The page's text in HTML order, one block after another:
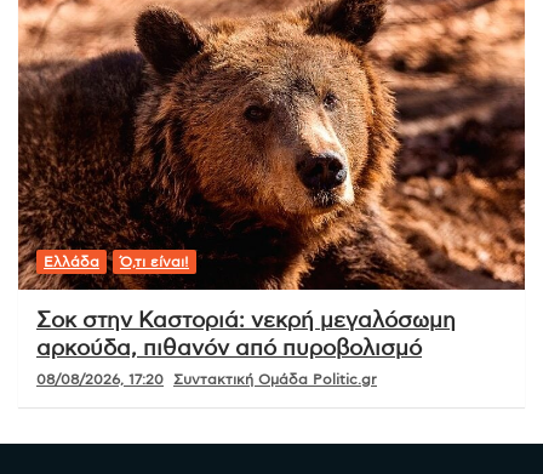
Ελλάδα Ό,τι είναι!
Σοκ στην Καστοριά: νεκρή μεγαλόσωμη
αρκούδα, πιθανόν από πυροβολισμό
08/08/2026, 17:20 Συντακτική Ομάδα Politic.gr